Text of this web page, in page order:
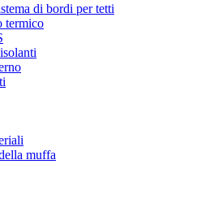
di bordi per tetti
termico
muffa